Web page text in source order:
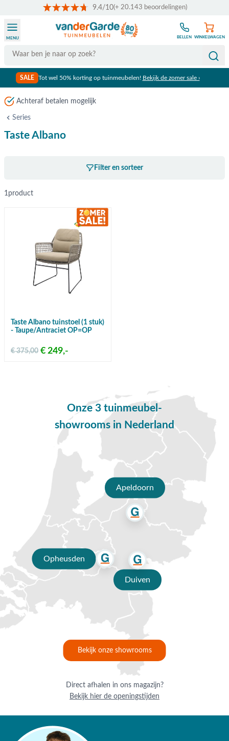
9.4/10(+ 20.143 beoordelingen)
Search
MENU BELLEN WINKELWAGEN
SALE Tot wel 50% korting op tuinmeubelen! Bekijk de zomer sale ›
Achteraf betalen mogelijk
Series
Taste Albano
Filter en sorteer
1product
Taste Albano tuinstoel (1 stuk)
- Taupe/Antraciet OP=OP
€ 249,-
€ 375,00
Onze 3 tuinmeubel-
showrooms in Nederland
Apeldoorn
Opheusden
Duiven
Bekijk onze showrooms
Direct afhalen in ons magazijn?
Bekijk hier de openingstijden